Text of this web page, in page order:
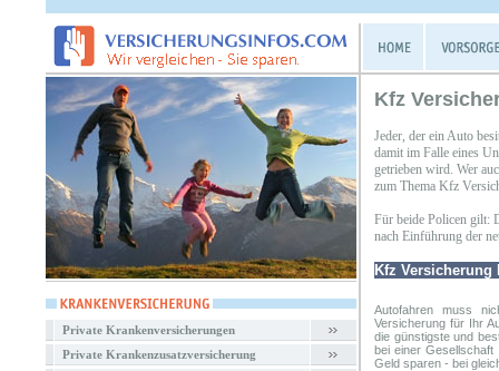
Private Krankenversicherungen
Private Krankenzusatzversicherung
Kfz
Jeder, der ein Auto
damit im Falle eines
getrieben wird. Wer
zum Thema Kfz
Für beide Policen gilt:
nach Einführung der
Kfz Versicherung
Autofahren muss
Versicherung für Ihr
die günstigste und
bei einer
Geld sparen - bei